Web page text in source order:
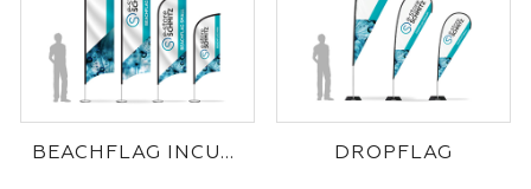
BEACHFLAG INCURVÉ DROPFLAG